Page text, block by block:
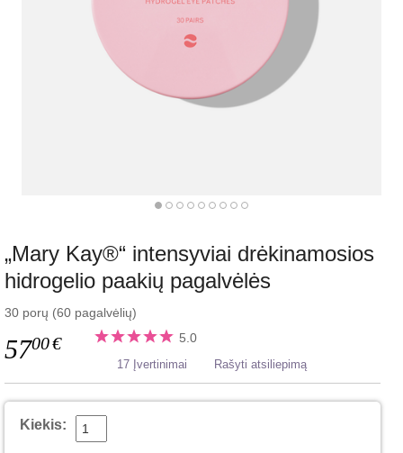
„Mary Kay®“ intensyviai drėkinamosios
hidrogelio paakių pagalvėlės
30 porų (60 pagalvėlių)
5700€ 5.0
17 Įvertinimai Rašyti atsiliepimą
Kiekis: